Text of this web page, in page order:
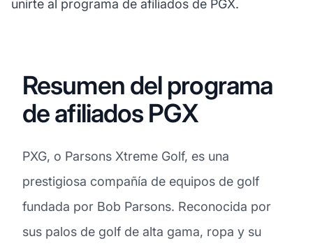
unirte al programa de afiliados de PGX.
Resumen del programa
de afiliados PGX
PXG, o Parsons Xtreme Golf, es una
prestigiosa compañía de equipos de golf
fundada por Bob Parsons. Reconocida por
sus palos de golf de alta gama, ropa y su